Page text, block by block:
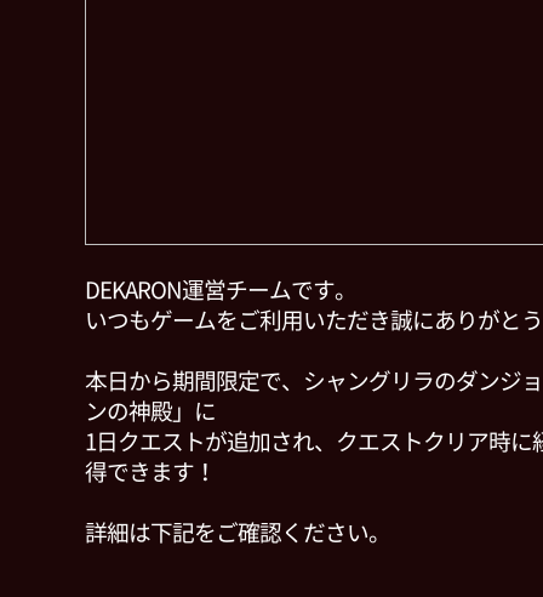
DEKARON運営チームです。
いつもゲームをご利用いただき誠にありがと
本日から期間限定で、シャングリラのダンジ
ンの神殿」に
1日クエストが追加され、クエストクリア時に
得できます！
詳細は下記をご確認ください。